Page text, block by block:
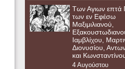
Των Αγιων επτά
των εν Εφέσω
Μαξιμιλιανού,
Ιαμβλίχου,
Διονυσίου,
και
4 Αυγούστου